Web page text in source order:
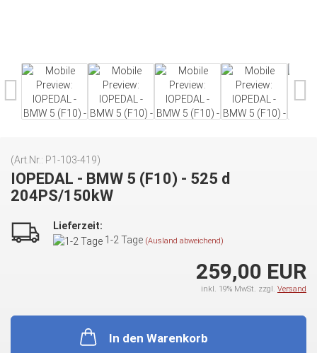
(Art.Nr.: P1-103-419)
IOPEDAL - BMW 5 (F10) - 525 d
204PS/150kW
Lieferzeit:
1-2 Tage (Ausland abweichend)
259,00 EUR
inkl. 19% MwSt. zzgl. Versand
In den Warenkorb